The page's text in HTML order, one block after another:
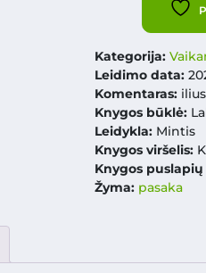
Kategorija:
Leidimo data:
Komentaras:
Knygos būklė:
Leidykla:Mintis
Knygos viršelis:
Knygos
Žyma: pasaka